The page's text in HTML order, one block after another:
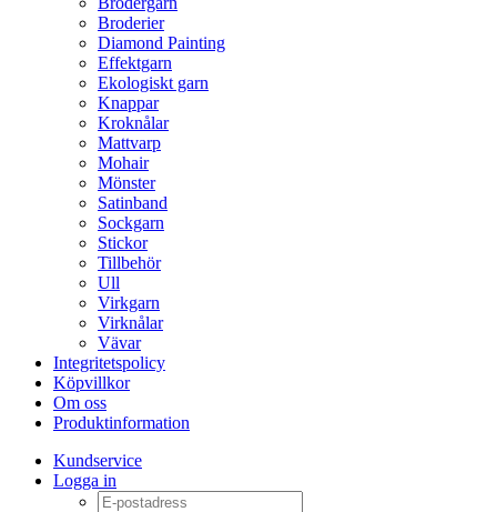
Broderier
Diamond Painting
Effektgarn
Ekologiskt garn
Knappar
Kroknålar
Mattvarp
Mohair
Mönster
Satinband
Sockgarn
Stickor
Tillbehör
Ull
Virkgarn
Virknålar
Vävar
Integritetspolicy
Köpvillkor
Om oss
Produktinformation
Kundservice
Logga in